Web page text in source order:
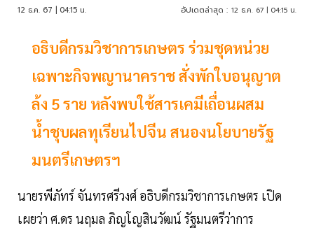
12 ธ.ค. 67 | 04:15 น. อัปเดตล่าสุด : 12 ธ.ค. 67 | 04:15 น.
อธิบดีกรมวิชาการเกษตร ร่วมชุดหน่วย
เฉพาะกิจพญานาคราช สั่งพักใบอนุญาต
ล้ง 5 ราย หลังพบใช้สารเคมีเถื่อนผสม
น้ำชุบผลทุเรียนไปจีน สนองนโยบายรัฐ
มนตรีเกษตรฯ
นายรพีภัทร์ จันทรศรีวงศ์ อธิบดีกรมวิชาการเกษตร เปิด
เผยว่า ศ.ดร นฤมล ภิญโญสินวัฒน์ รัฐมนตรีว่าการ